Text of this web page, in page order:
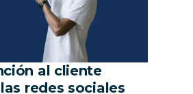
al cliente
redes sociales